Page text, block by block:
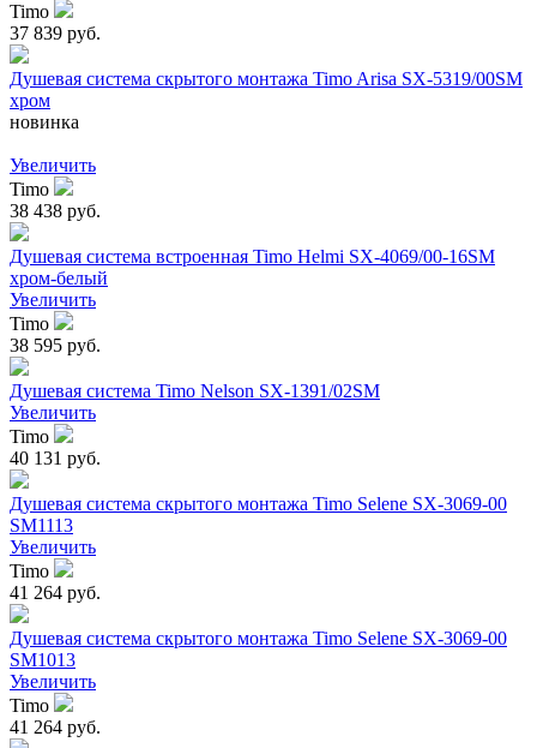
Timo
37 839 руб.
Душевая система скрытого монтажа Timo Arisa SX-5319/00SM
хром
новинка
Увеличить
Timo
38 438 руб.
Душевая система встроенная Timo Helmi SX-4069/00-16SM
хром-белый
Увеличить
Timo
38 595 руб.
Душевая система Timo Nelson SX-1391/02SM
Увеличить
Timo
40 131 руб.
Душевая система скрытого монтажа Timo Selene SX-3069-00
SM1113
Увеличить
Timo
41 264 руб.
Душевая система скрытого монтажа Timo Selene SX-3069-00
SM1013
Увеличить
Timo
41 264 руб.